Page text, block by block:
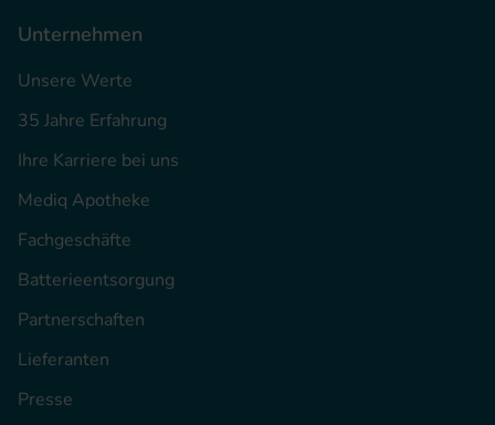
Unternehmen
Unsere Werte
35 Jahre Erfahrung
Ihre Karriere bei uns
Mediq Apotheke
Fachgeschäfte
Batterieentsorgung
Partnerschaften
Lieferanten
Presse